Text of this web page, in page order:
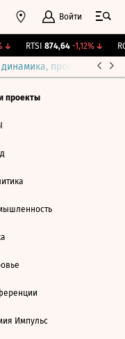
Войти
↓ RTSI 874,64 -1,12%↓
прогнозы
проекты
Импульс